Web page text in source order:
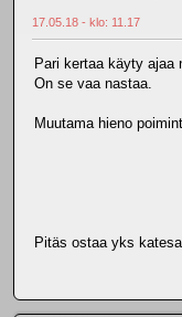
17.05.18 - klo: 11.17
Pari kertaa käyty ajaa
On se vaa nastaa.
Muutama hieno
Pitäs ostaa yks